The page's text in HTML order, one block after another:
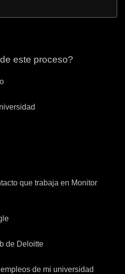
este proceso?
que trabaja en Monitor
de Deloitte
de mi universidad